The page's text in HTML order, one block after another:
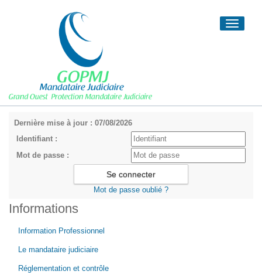
Toggle
Dernière mise à jour : 07/08/2026
Identifiant :
Mot de passe :
Mot de passe oublié ?
Informations
Information Professionnel
Le mandataire judiciaire
Réglementation et contrôle